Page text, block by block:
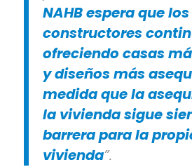
NAHB espera que los
constructores
ofreciendo casas
y diseños más
medida que la
la vivienda sigue
barrera para la
vivienda”.